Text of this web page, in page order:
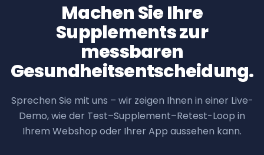
Machen Sie Ihre
Supplements zur
messbaren
Gesundheitsentscheidung.
Sprechen Sie mit uns – wir zeigen Ihnen in einer Live-
Demo, wie der Test–Supplement–Retest-Loop in
Ihrem Webshop oder Ihrer App aussehen kann.